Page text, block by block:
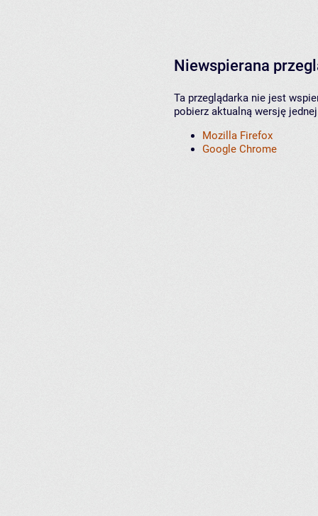
Niewspierana
Ta przeglądarka nie jest
pobierz aktualną wersję
Mozilla Firefox
Google Chrome